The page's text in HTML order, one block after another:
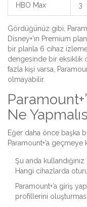
HBO Max 3
Gördüğünüz gibi,
Disney+’ın Premium
bir planla 6 cihaz izleme
dengesinde bir eksiklik
fazla kişi varsa,
olmayabilir.
Ne
Eğer daha önce başka
Paramount+’a geçmeye
Şu anda
Hangi cihazlarda
Paramount+’a giriş
profillerini